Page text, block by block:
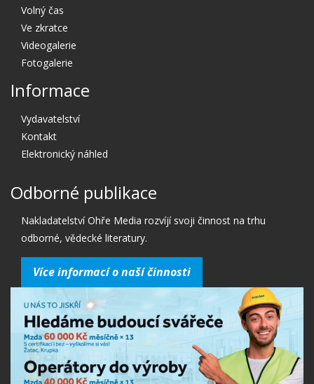
Volný čas
Ve zkratce
Videogalerie
Fotogalerie
Informace
Vydavatelství
Kontakt
Elektronický náhled
Odborné publikace
Nakladatelství Ohře Media rozvíjí svoji činnost na trhu
odborné, vědecké literatury.
Více informací o naší činnosti